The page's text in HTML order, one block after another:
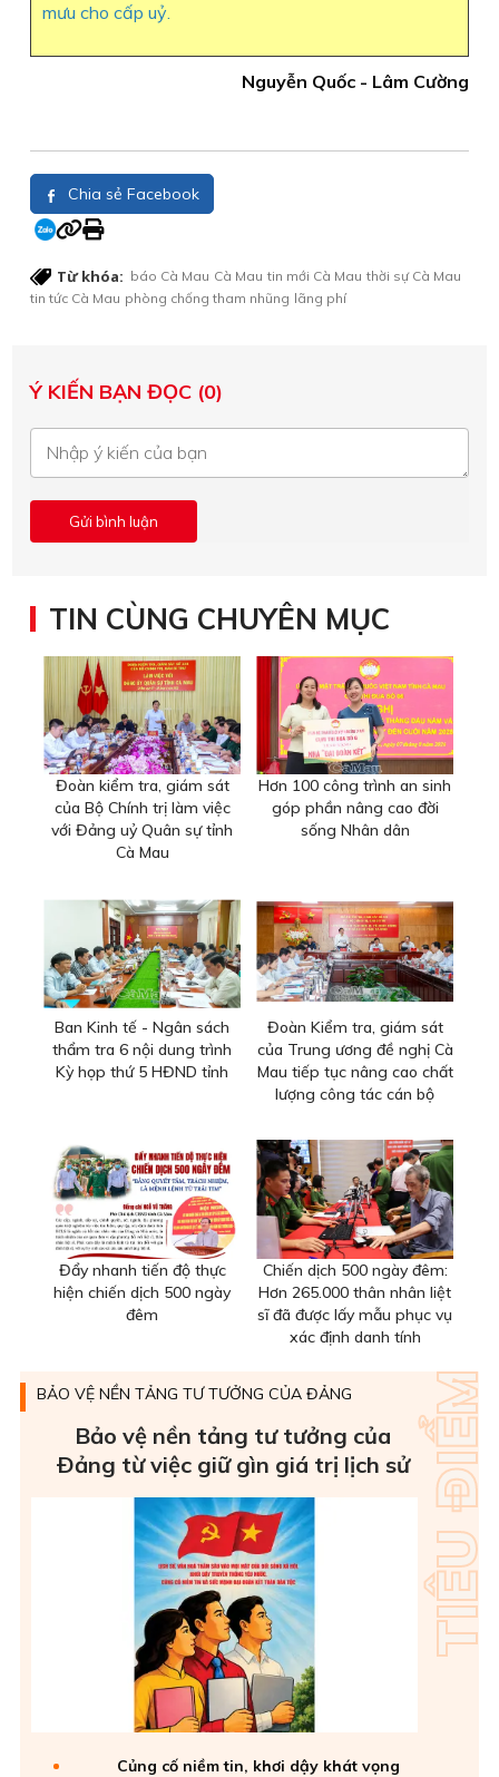
mưu cho cấp uỷ.
Nguyễn Quốc - Lâm Cường
Chia sẻ Facebook
Từ khóa: báo Cà Mau Cà Mau tin mới Cà Mau thời sự Cà Mau
tin tức Cà Mau phòng chống tham nhũng lãng phí
Ý KIẾN BẠN ĐỌC (0)
TIN CÙNG CHUYÊN MỤC
Đoàn kiểm tra, giám sát
của Bộ Chính trị làm việc
với Đảng uỷ Quân sự tỉnh
Cà Mau
Hơn 100 công trình an sinh
góp phần nâng cao đời
sống Nhân dân
Ban Kinh tế - Ngân sách
thẩm tra 6 nội dung trình
Kỳ họp thứ 5 HĐND tỉnh
Đoàn Kiểm tra, giám sát
của Trung ương đề nghị Cà
Mau tiếp tục nâng cao chất
lượng công tác cán bộ
Đẩy nhanh tiến độ thực
hiện chiến dịch 500 ngày
đêm
Chiến dịch 500 ngày đêm:
Hơn 265.000 thân nhân liệt
sĩ đã được lấy mẫu phục vụ
xác định danh tính
BẢO VỆ NỀN TẢNG TƯ TƯỞNG CỦA ĐẢNG
Bảo vệ nền tảng tư tưởng của
Ðảng từ việc giữ gìn giá trị lịch sử
Củng cố niềm tin, khơi dậy khát vọng